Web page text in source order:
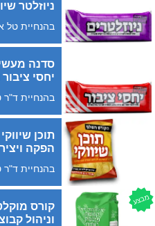
ניוזלטר
בהנחיית טל איתן |
סדנה
יחסי
בהנחיית ד"ר טל
תוכן
הפקה
בהנחיית ד"ר טל
מבצע
קורס
וניהול